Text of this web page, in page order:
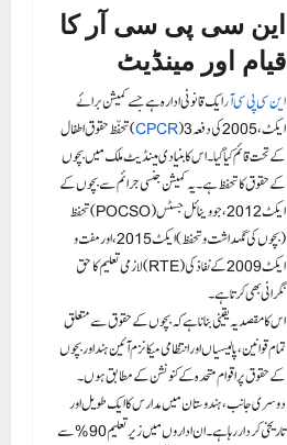
این سی پی سی آر کا
قیام اور مینڈیٹ
این سی پی سی آرایک قانونی ادارہ ہے جسے کمیشن برائے
تحفّظ حقوق اطفال (CPCR) ایکٹ، 2005 کی دفعہ 3
کے تحت قائم کیا گیا۔ اس کا بنیادی مینڈیٹ ملک میں بچوں
کے حقوق کا تحفظ ہے۔ یہ کمیشن جنسی جرائم سے بچوں کے
تحفظ (POCSO) ایکٹ 2012، جووینائل جسٹس
(بچوں کی نگہداشت و تحفظ) ایکٹ 2015، اور مفت و
لازمی تعلیم کا حق (RTE) ایکٹ 2009 کے نفاذ کی
نگرانی بھی کرتا ہے۔
اس کا مقصد یہ یقینی بنانا ہے کہ بچوں کے حقوق سے متعلق
تمام قوانین، پالیسیاں اور انتظامی میکانزم آئین ہند اور بچوں
کے حقوق پر اقوام متحدہ کے کنونشن کے مطابق ہوں۔
دوسری جانب، ہندوستان میں مدارس کا ایک طویل اور
تاریخی کردار رہا ہے۔ ان اداروں میں زیر تعلیم 90% سے